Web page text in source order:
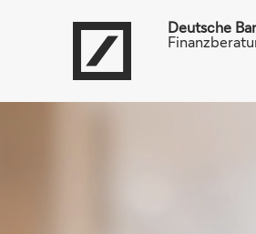
Deutsche